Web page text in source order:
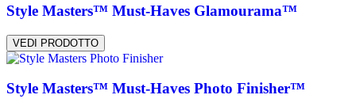
Style Masters™ Must-Haves Glamourama™
VEDI PRODOTTO
Style Masters™ Must-Haves Photo Finisher™